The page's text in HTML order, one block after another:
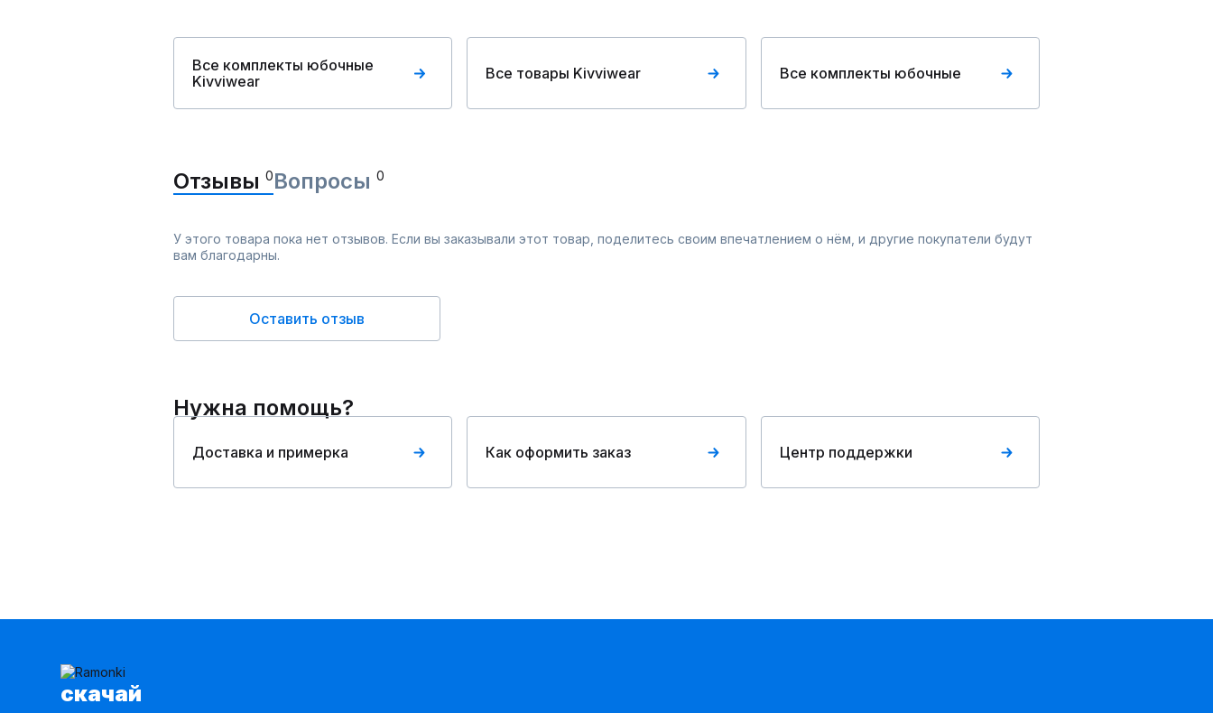
Все комплекты юбочные
Kivviwear
Все товары Kivviwear Все комплекты юбочные
Отзывы 0Вопросы 0
У этого товара пока нет отзывов. Если вы заказывали этот товар, поделитесь своим впечатлением о нём, и другие покупатели будут
вам благодарны.
Оставить отзыв
Нужна помощь?
Доставка и примерка Как оформить заказ Центр поддержки
cкачай